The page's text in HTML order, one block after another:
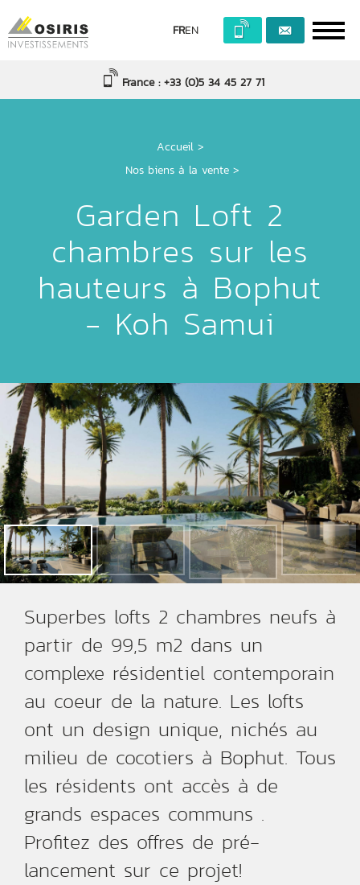
FREN
France : +33 (0)5 34 45 27 71
Accueil>
Nos biens à la vente >
Garden Loft 2
chambres sur les
hauteurs à Bophut
- Koh Samui
Superbes lofts 2 chambres neufs à
partir de 99,5 m2 dans un
complexe résidentiel contemporain
au coeur de la nature. Les lofts
ont un design unique, nichés au
milieu de cocotiers à Bophut. Tous
les résidents ont accès à de
grands espaces communs .
Profitez des offres de pré-
lancement sur ce projet!